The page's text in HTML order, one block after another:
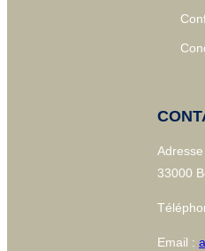
33000
Email :